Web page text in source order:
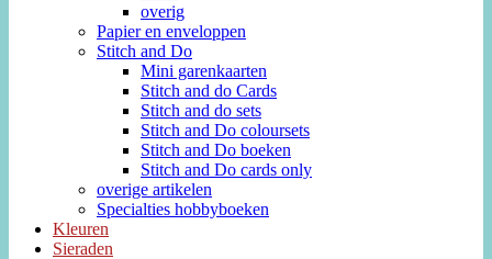
overig
Papier en enveloppen
Stitch and Do
Mini garenkaarten
Stitch and do Cards
Stitch and do sets
Stitch and Do coloursets
Stitch and Do boeken
Stitch and Do cards only
overige artikelen
Specialties hobbyboeken
Kleuren
Sieraden